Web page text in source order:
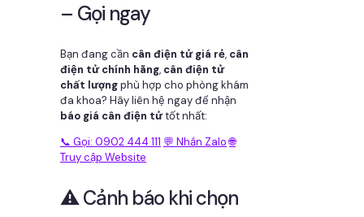
– Gọi ngay
Bạn đang cần cân điện tử giá rẻ, cân
điện tử chính hãng, cân điện tử
chất lượngphù hợp cho phòng khám
đa khoa? Hãy liên hệ ngay để nhận
báo giá cân điện tửtốt nhất:
📞 Gọi: 0902 444 111 💬 Nhắn Zalo 🌐
Truy cập Website
⚠️ Cảnh báo khi chọn